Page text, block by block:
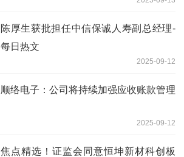
陈厚生获批担任中信保诚人寿副总经理-
每日热文
2025-09-12
顺络电子：公司将持续加强应收账款管理
2025-09-12
焦点精选！证监会同意恒坤新材科创板